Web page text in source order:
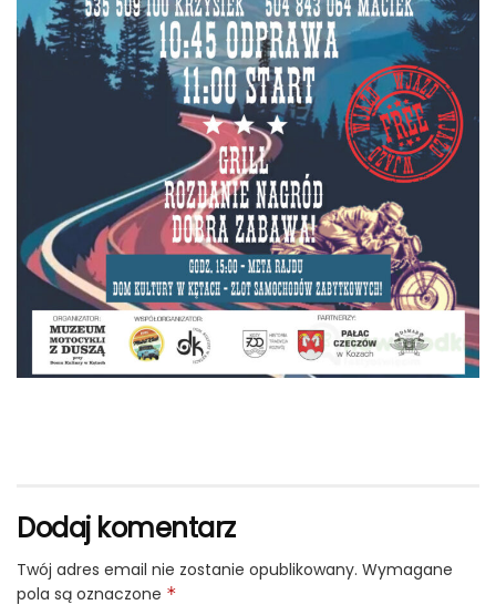
Dodaj komentarz
Twój adres email nie zostanie opublikowany. Wymagane
pola są oznaczone *